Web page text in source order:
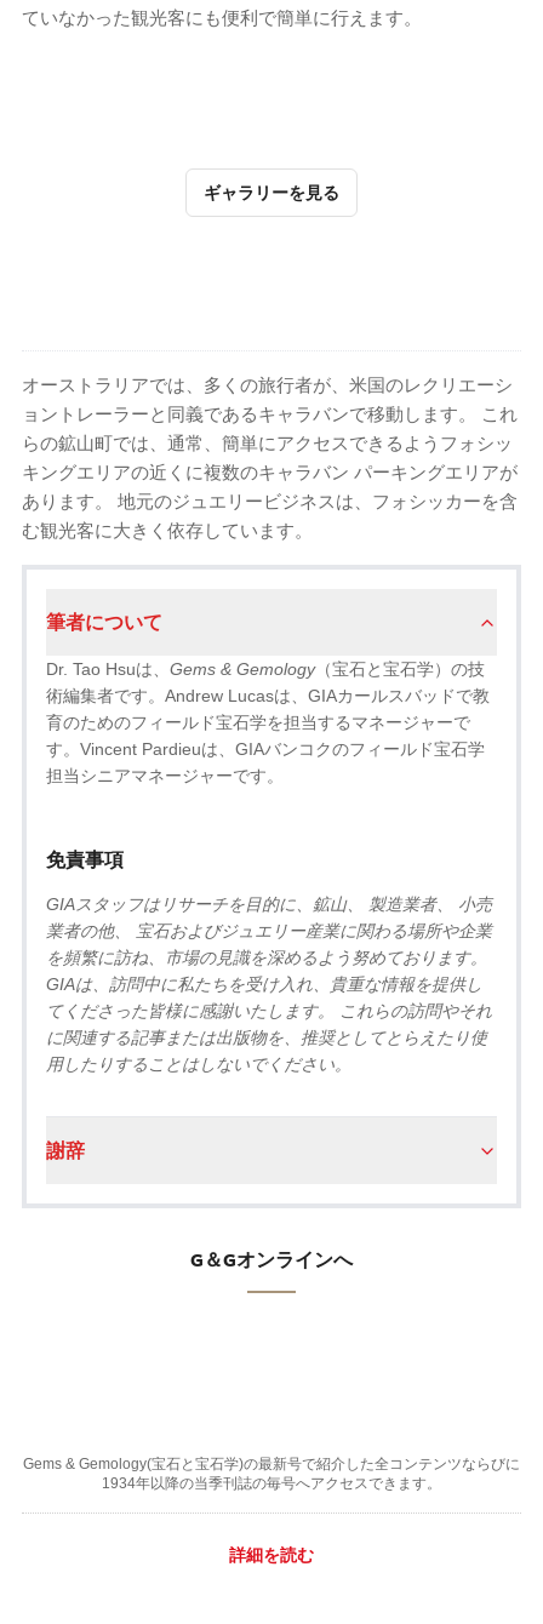
ていなかった観光客にも便利で簡単に行えます。
ギャラリーを見る
オーストラリアでは、多くの旅行者が、米国のレクリエーシ
ョントレーラーと同義であるキャラバンで移動します。 これ
らの鉱山町では、通常、簡単にアクセスできるようフォシッ
キングエリアの近くに複数のキャラバン パーキングエリアが
あります。 地元のジュエリービジネスは、フォシッカーを含
む観光客に大きく依存しています。
筆者について
Dr. Tao Hsuは、 Gems & Gemology（宝石と宝石学）の技
術編集者です。Andrew Lucasは、GIAカールスバッドで教
育のためのフィールド宝石学を担当するマネージャーで
す。Vincent Pardieuは、GIAバンコクのフィールド宝石学
担当シニアマネージャーです。
免責事項
GIAスタッフはリサーチを目的に、鉱山、 製造業者、 小売
業者の他、 宝石およびジュエリー産業に関わる場所や企業
を頻繁に訪ね、市場の見識を深めるよう努めております。
GIAは、訪問中に私たちを受け入れ、貴重な情報を提供し
てくださった皆様に感謝いたします。 これらの訪問やそれ
に関連する記事または出版物を、推奨としてとらえたり使
用したりすることはしないでください。
謝辞
G＆Gオンラインへ
Gems & Gemology(宝石と宝石学)の最新号で紹介した全コンテンツならびに
1934年以降の当季刊誌の毎号へアクセスできます。
詳細を読む